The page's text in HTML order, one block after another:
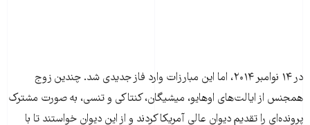
در ۱۴ نوامبر ۲۰۱۴، اما این مبارزات وارد فاز جدیدی شد. چندین زوج
همجنس از ایالت‌های اوهایو، میشیگان، کنتاکی و تنسی، به صورت مشترک
پرونده‌ای را تقدیم دیوان عالی آمریکا کردند و از این دیوان خواستند تا با